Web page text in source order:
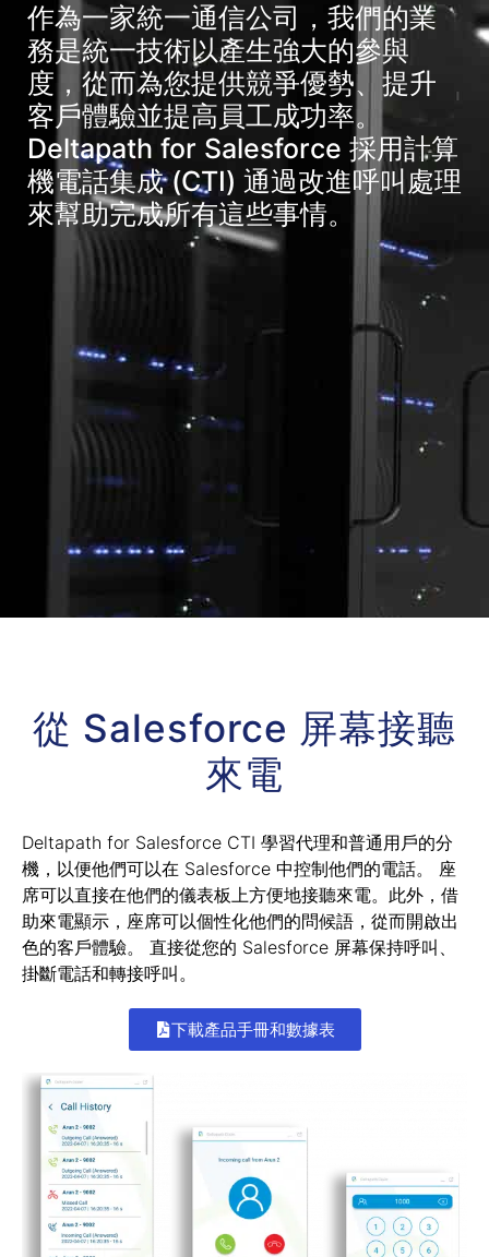
作為一家統一通信公司，我們的業
務是統一技術以產生強大的參與
度，從而為您提供競爭優勢、提升
客戶體驗並提高員工成功率。
Deltapath for Salesforce 採用計算
機電話集成 (CTI) 通過改進呼叫處理
來幫助完成所有這些事情。
從 Salesforce 屏幕接聽
來電
Deltapath for Salesforce CTI 學習代理和普通用戶的分
機，以便他們可以在 Salesforce 中控制他們的電話。 座
席可以直接在他們的儀表板上方便地接聽來電。此外，借
助來電顯示，座席可以個性化他們的問候語，從而開啟出
色的客戶體驗。 直接從您的 Salesforce 屏幕保持呼叫、
掛斷電話和轉接呼叫。
下載產品手冊和數據表